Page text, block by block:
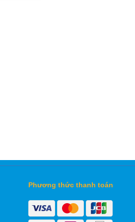
Phương thức thanh toán